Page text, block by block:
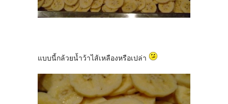
แบบนี้กล้วยน้ำว้าไส้เหลืองหรือเปล่า